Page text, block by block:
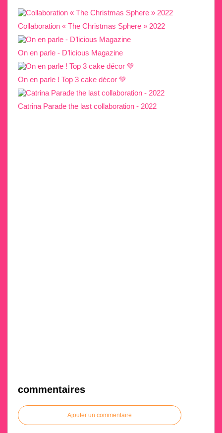
Collaboration « The Christmas Sphere » 2022
On en parle - D’licious Magazine
On en parle ! Top 3 cake décor 💚
Catrina Parade the last collaboration - 2022
commentaires
Ajouter un commentaire